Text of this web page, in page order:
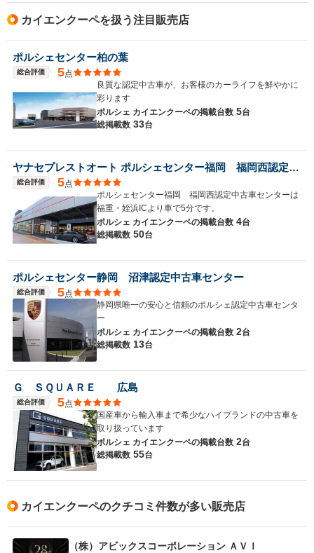
カイエンクーペを扱う注目販売店
ポルシェセンター柏の葉
総合評価 5点
良質な認定中古車が、お客様のカーライフを鮮やかに
彩ります
ポルシェ カイエンクーペの掲載台数 5台
総掲載数 33台
ヤナセプレストオート ポルシェセンター福岡 福岡西認定中古車センター
総合評価 5点
ポルシェセンター福岡 福岡西認定中古車センターは
福重・姪浜ICより車で5分です。
ポルシェ カイエンクーペの掲載台数 4台
総掲載数 50台
ポルシェセンター静岡 沼津認定中古車センター
総合評価 5点
静岡県唯一の安心と信頼のポルシェ認定中古車センタ
ー
ポルシェ カイエンクーペの掲載台数 2台
総掲載数 13台
Ｇ ＳＱＵＡＲＥ 広島
総合評価 5点
国産車から輸入車まで希少なハイブランドの中古車を
取り扱っています
ポルシェ カイエンクーペの掲載台数 2台
総掲載数 55台
カイエンクーペのクチコミ件数が多い販売店
（株）アビックスコーポレーション ＡＶＩ